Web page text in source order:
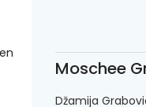
Moschee
Džamija